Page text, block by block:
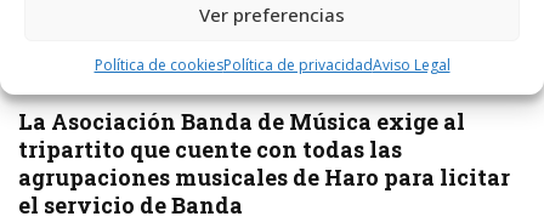
Ver preferencias
Política de cookiesPolítica de privacidadAviso Legal
La Asociación Banda de Música exige al
tripartito que cuente con todas las
agrupaciones musicales de Haro para licitar
el servicio de Banda